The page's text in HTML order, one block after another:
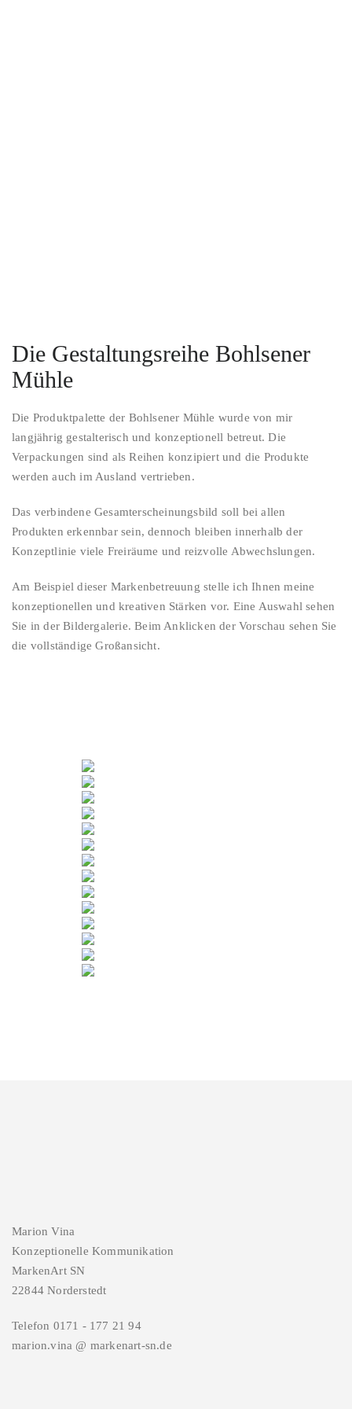
Die Gestaltungsreihe Bohlsener
Mühle
Die Produktpalette der Bohlsener Mühle wurde von mir
langjährig gestalterisch und konzeptionell betreut. Die
Verpackungen sind als Reihen konzipiert und die Produkte
werden auch im Ausland vertrieben.
Das verbindene Gesamterscheinungsbild soll bei allen
Produkten erkennbar sein, dennoch bleiben innerhalb der
Konzeptlinie viele Freiräume und reizvolle Abwechslungen.
Am Beispiel dieser Markenbetreuung stelle ich Ihnen meine
konzeptionellen und kreativen Stärken vor. Eine Auswahl sehen
Sie in der Bildergalerie. Beim Anklicken der Vorschau sehen Sie
die vollständige Großansicht.
Marion Vina
Konzeptionelle Kommunikation
MarkenArt SN
22844 Norderstedt
Telefon 0171 - 177 21 94
marion.vina @ markenart-sn.de